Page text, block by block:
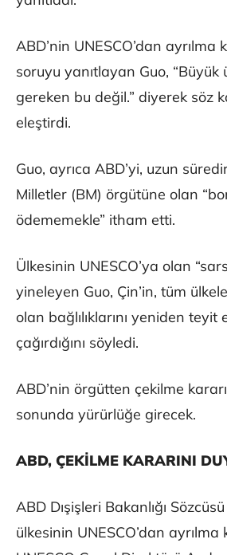
ABD’nin UNESCO’dan ayrılma
soruyu yanıtlayan Guo, “Büyük
gereken bu değil.” diyerek söz
eleştirdi.
Guo, ayrıca ABD’yi, uzun
Milletler (BM) örgütüne olan
ödememekle” itham etti.
Ülkesinin UNESCO’ya olan
yineleyen Guo, Çin’in, tüm
olan bağlılıklarını yeniden teyit
çağırdığını söyledi.
ABD’nin örgütten çekilme
sonunda yürürlüğe girecek.
ABD, ÇEKİLME KARARINI
ABD Dışişleri Bakanlığı
ülkesinin UNESCO’dan ayrılma